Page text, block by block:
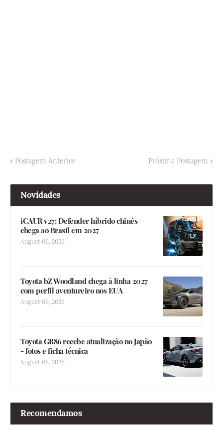
Postagem Anterior Próxima Postagem
Novidades
iCAUR v27: Defender híbrido chinês
chega ao Brasil em 2027
August 06, 2026
Toyota bZ Woodland chega à linha 2027
com perfil aventureiro nos EUA
August 06, 2026
Toyota GR86 recebe atualização no Japão
- fotos e ficha técnica
August 06, 2026
Recomendamos